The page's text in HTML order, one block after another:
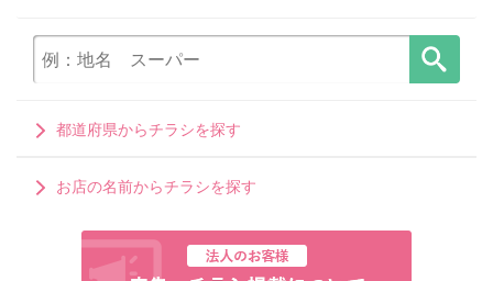
都道府県からチラシを探す
お店の名前からチラシを探す